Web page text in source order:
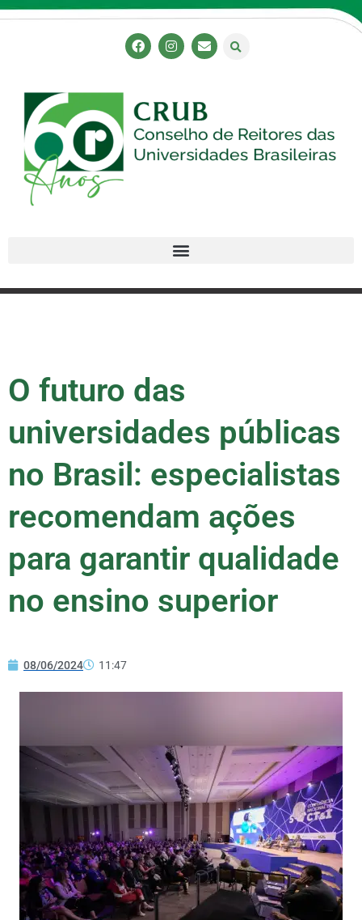
O futuro das
universidades públicas
no Brasil: especialistas
recomendam ações
para garantir qualidade
no ensino superior
08/06/2024 11:47